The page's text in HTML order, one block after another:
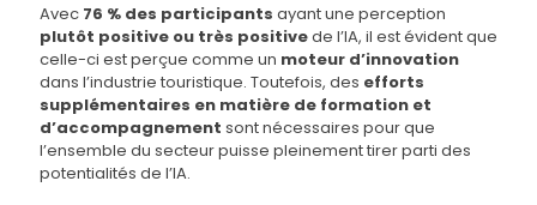
Avec 76 % des participants ayant une perception
plutôt positive ou très positivede l’IA, il est évident que
celle-ci est perçue comme un moteur d’innovation
dans l’industrie touristique. Toutefois, des efforts
supplémentaires en matière de formation et
d’accompagnement sont nécessaires pour que
l’ensemble du secteur puisse pleinement tirer parti des
potentialités de l’IA.